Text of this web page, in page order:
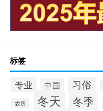
标签
专业 中国 习俗
农历 冬天 冬季